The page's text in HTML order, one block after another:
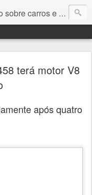
carros e motores
terá motor V8
após quatro